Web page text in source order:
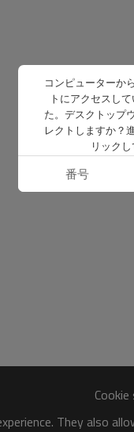
They also
コンピューターか
トにアクセスし
た。デスクトップ
レクトしますか？
リック
番号